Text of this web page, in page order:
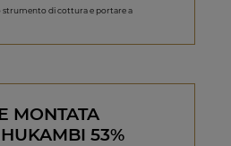
strumento di cottura e portare a
MONTATA
53%